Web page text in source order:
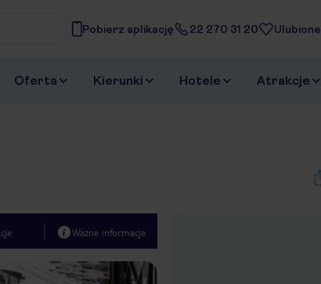
Pobierz aplikację 22 270 31 20 Ulubione
Oferta Kierunki Hotele Atrakcje
Ważne informacje
Next slide
1/3